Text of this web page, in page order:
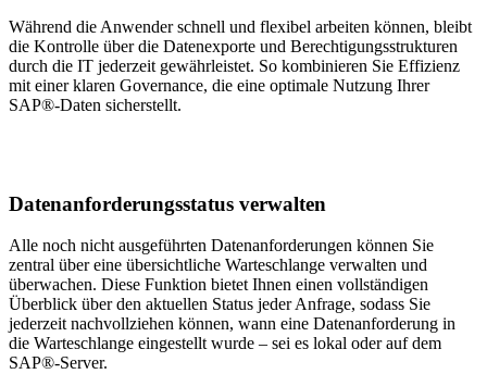
Während die Anwender schnell und flexibel arbeiten können, bleibt
die Kontrolle über die Datenexporte und Berechtigungsstrukturen
durch die IT jederzeit gewährleistet. So kombinieren Sie Effizienz
mit einer klaren Governance, die eine optimale Nutzung Ihrer
SAP®-Daten sicherstellt.
Datenanforderungsstatus verwalten
Alle noch nicht ausgeführten Datenanforderungen können Sie
zentral über eine übersichtliche Warteschlange verwalten und
überwachen. Diese Funktion bietet Ihnen einen vollständigen
Überblick über den aktuellen Status jeder Anfrage, sodass Sie
jederzeit nachvollziehen können, wann eine Datenanforderung in
die Warteschlange eingestellt wurde – sei es lokal oder auf dem
SAP®-Server.